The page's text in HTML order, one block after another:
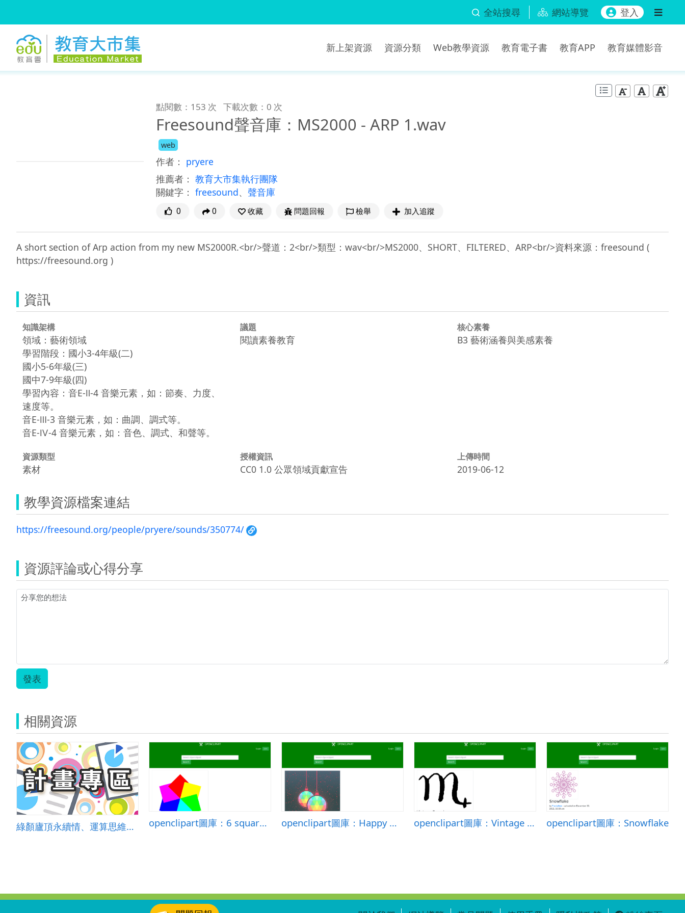
全站搜尋 網站導覽 登入
新上架資源 資源分類 Web教學資源 教育電子書 教育APP 教育媒體影音
點閱數：153 次 下載次數：0 次
Freesound聲音庫：MS2000 - ARP 1.wav
web
作者： pryere
推薦者： 教育大市集執行團隊
關鍵字： freesound、 聲音庫
0 0 收藏 問題回報 檢舉 加入追蹤
A short section of Arp action from my new MS2000R.<br/>聲道：2<br/>類型：wav<br/>MS2000、SHORT、FILTERED、ARP<br/>資料來源：freesound (
資訊
知識架構
領域：藝術領域
學習階段：國小3-4年級(二)
國小5-6年級(三)
國中7-9年級(四)
學習內容：音E-Ⅱ-4 音樂元素，如：節奏、力度、
速度等。
音E-Ⅲ-3 音樂元素，如：曲調、調式等。
音E-Ⅳ-4 音樂元素，如：音色、調式、和聲等。
議題
閱讀素養教育
核心素養
B3 藝術涵養與美感素養
資源類型
素材
授權資訊
CC0 1.0 公眾領域貢獻宣告
上傳時間
2019-06-12
教學資源檔案連結
https://freesound.org/people/pryere/sounds/350774/
資源評論或心得分享
發表
相關資源
綠顏廬頂永續情、運算思維行動學 openclipart圖庫：6 squares hexagram openclipart圖庫：Happy Holidays Card openclipart圖庫：Vintage Scorpio openclipart圖庫：Snowflake